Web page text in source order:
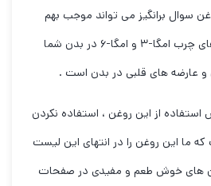
سوال برانگیز می تواند موجب بهم
ریختن تعادل میزان اسید های چرب امگا-۳ و امگا-۶ در بدن شما
و عارضه های قلبی در بدن است .
استفاده از این روغن ، استفاده نکردن
ما این روغن را در انتهای این لیست
های خوش طعم و مفیدی در صفحات